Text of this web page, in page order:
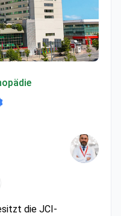
die JCI-